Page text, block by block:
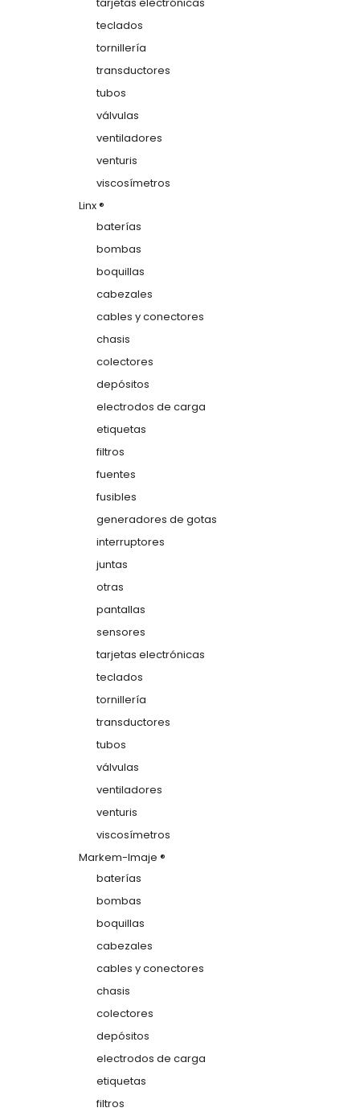
teclados
tornillería
transductores
tubos
válvulas
ventiladores
venturis
viscosímetros
Linx ®
baterías
bombas
boquillas
cabezales
cables y conectores
chasis
colectores
depósitos
electrodos de carga
etiquetas
filtros
fuentes
fusibles
generadores de gotas
interruptores
juntas
otras
pantallas
sensores
tarjetas electrónicas
teclados
tornillería
transductores
tubos
válvulas
ventiladores
venturis
viscosímetros
Markem-Imaje ®
baterías
bombas
boquillas
cabezales
cables y conectores
chasis
colectores
depósitos
electrodos de carga
etiquetas
filtros